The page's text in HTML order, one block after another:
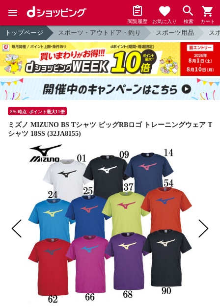
閲覧履歴 お気に入り 検索 カート
トップページ スポーツ・アウトドア・釣り スポーツ用品 ス
8/6 時点_ポイント最大11倍
ミズノ MIZUNO BS Tシャツ ビッグRBロゴ トレーニングウェア T
シャツ 18SS (32JA8155)